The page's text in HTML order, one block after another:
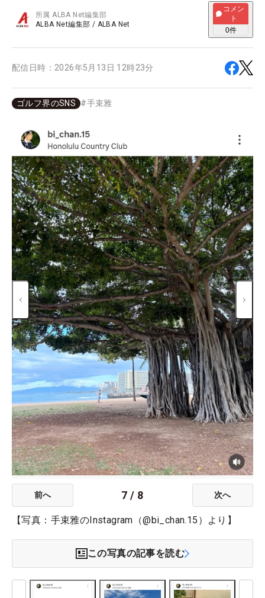
所属ALBA Net編集部
ALBA Net編集部 / ALBA Net
コメン
ト
0件
配信日時： 2026年5月13日 12時23分
ゴルフ界のSNS #手束雅
前へ 7 / 8 次へ
【写真：手束雅のInstagram（@bi_chan.15）より】
この写真の記事を読む